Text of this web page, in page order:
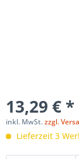
13,29 € *
inkl. MwSt.zzgl.
Lieferzeit 3